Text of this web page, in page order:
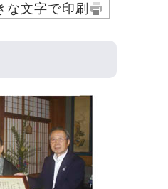
な文字で印刷